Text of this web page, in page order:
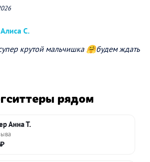
Алиса С.
крутой мальчишка 🤗будем ждать
рядом
Анна Т.